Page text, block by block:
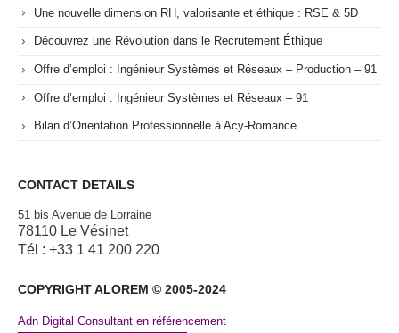
Une nouvelle dimension RH, valorisante et éthique : RSE & 5D
Découvrez une Révolution dans le Recrutement Éthique
Offre d’emploi : Ingénieur Systèmes et Réseaux – Production – 91
Offre d’emploi : Ingénieur Systèmes et Réseaux – 91
Bilan d’Orientation Professionnelle à Acy-Romance
CONTACT DETAILS
51 bis Avenue de Lorraine
78110 Le Vésinet
Tél : +33 1 41 200 220
COPYRIGHT ALOREM © 2005-2024
Adn Digital Consultant en référencement